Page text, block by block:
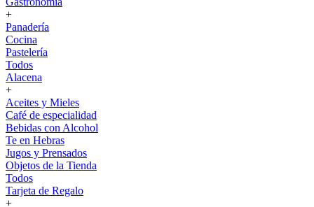
+
Panadería
Cocina
Pastelería
Todos
Alacena
+
Aceites y Mieles
Café de especialidad
Bebidas con Alcohol
Te en Hebras
Jugos y Prensados
Objetos de la Tienda
Todos
Tarjeta de Regalo
+